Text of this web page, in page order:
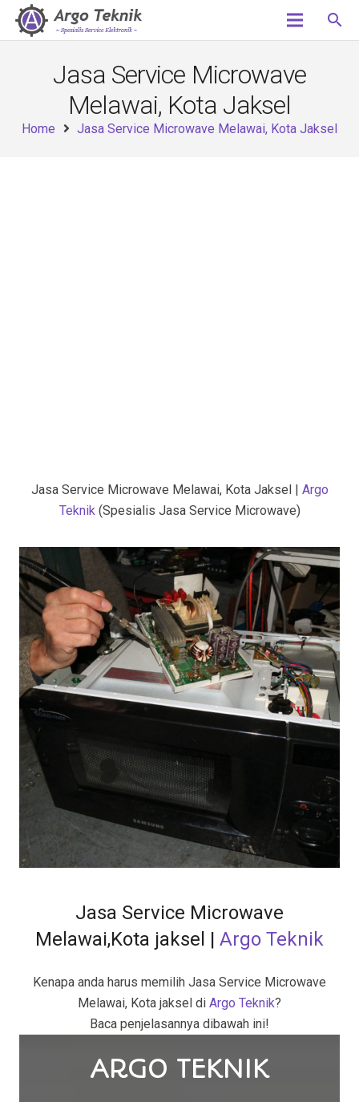
search
Jasa Service Microwave
Melawai, Kota Jaksel
Home Jasa Service Microwave Melawai, Kota Jaksel
Jasa Service Microwave Melawai, Kota Jaksel | Argo
Teknik(Spesialis Jasa Service Microwave)
Jasa Service Microwave
Melawai,Kota jaksel | Argo Teknik
Kenapa anda harus memilih Jasa Service Microwave
Melawai, Kota jaksel di Argo Teknik?
Baca penjelasannya dibawah ini!
ARGO TEKNIK